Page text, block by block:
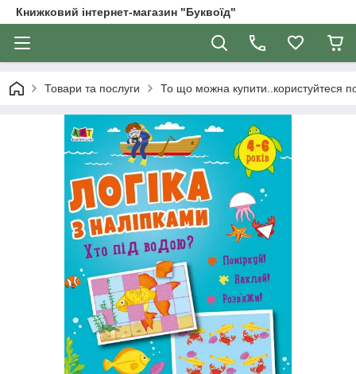
Книжковий інтернет-магазин "Буквоїд"
Товари та послуги То що можна купити..користуйтеся